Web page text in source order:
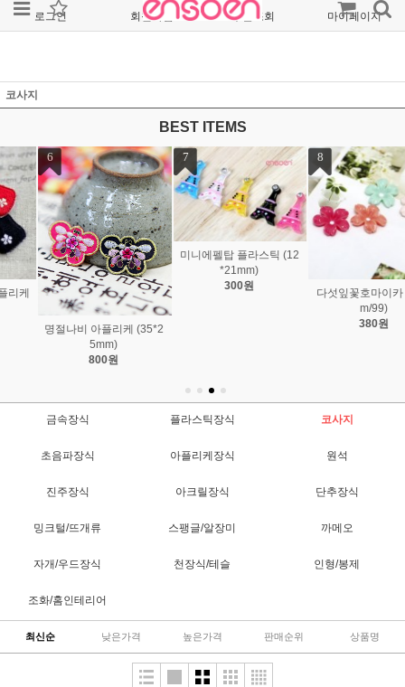
로그인 회원가입 주문조회 마이페이지
코사지
BEST ITEMS
7
미니에펠탑 플라스틱 (12
*21mm)
300원
8
다섯잎꽃호마이카 (18m
9
보라모자여인 명화까메오
(18*25mm)
금속장식 플라스틱장식 코사지
초음파장식 아플리케장식 원석
진주장식 아크릴장식 단추장식
밍크털/뜨개류 스팽글/알장미 까메오
자개/우드장식 천장식/테슬 인형/봉제
조화/홈인테리어
최신순 낮은가격 높은가격 판매순위 상품명